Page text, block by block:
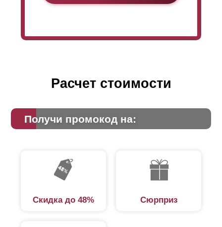
Расчет стоимости
Получи промокод на:
Скидка до 48% Сюрприз